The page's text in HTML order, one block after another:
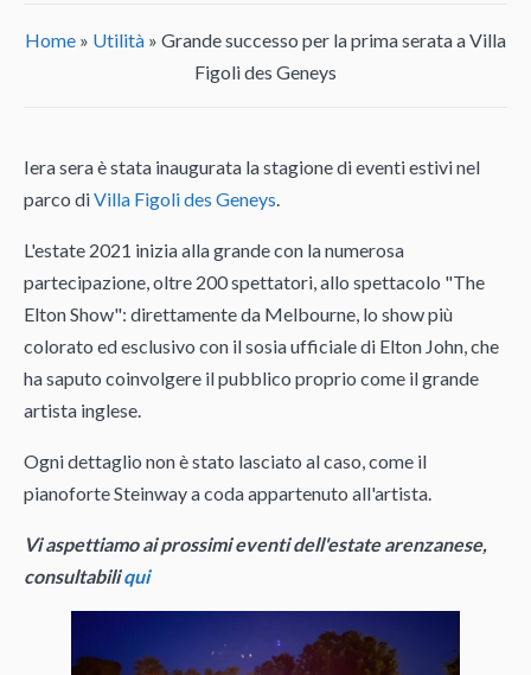
Home » Utilità » Grande successo per la prima serata a Villa
Figoli des Geneys
Iera sera è stata inaugurata la stagione di eventi estivi nel
parco diVilla Figoli des Geneys.
L'estate 2021 inizia alla grande con la numerosa
partecipazione, oltre 200 spettatori, allo spettacolo "The
Elton Show": direttamente da Melbourne, lo show più
colorato ed esclusivo con il sosia ufficiale di Elton John, che
ha saputo coinvolgere il pubblico proprio come il grande
artista inglese.
Ogni dettaglio non è stato lasciato al caso, come il
pianoforte Steinway a coda appartenuto all'artista.
Vi aspettiamo ai prossimi eventi dell'estate arenzanese,
consultabiliqui